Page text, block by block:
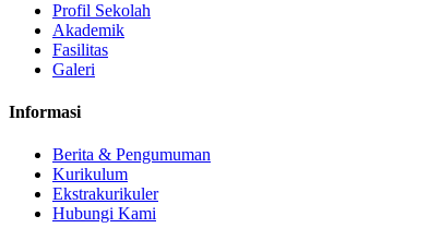
Profil Sekolah
Akademik
Fasilitas
Galeri
Informasi
Berita & Pengumuman
Kurikulum
Ekstrakurikuler
Hubungi Kami